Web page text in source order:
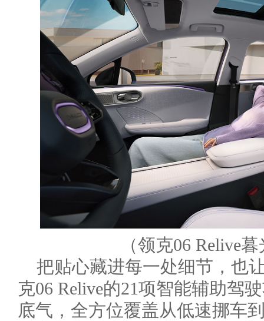
（领克06 Relive
把贴心藏进每一处细节，也
克06 Relive的21项智能辅助驾
底气，全方位覆盖从低速挪车